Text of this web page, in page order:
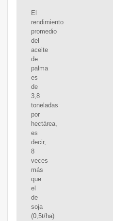
El
rendimiento
promedio
del
aceite
de
palma
es
de
3,8
toneladas
por
hectárea,
es
decir,
8
veces
más
que
el
de
soja
(0,5t/ha)